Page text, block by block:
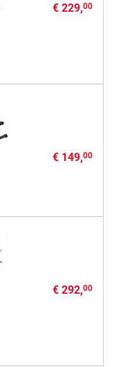
€ 229,00
€ 149,00
€ 292,00